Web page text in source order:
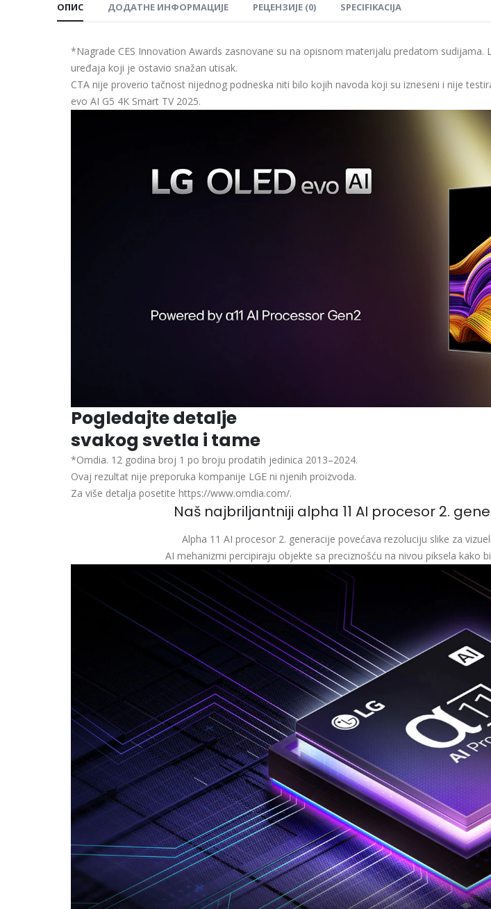
ОПИС ДОДАТНЕ ИНФОРМАЦИЈЕ РЕЦЕНЗИЈЕ (0) SPECIFIKACIJA
*Nagrade CES Innovation Awards zasnovane su na opisnom materijalu predatom sudijama.
uređaja koji je ostavio snažan utisak.
CTA nije proverio tačnost nijednog podneska niti bilo kojih navoda koji su izneseni i nije
evo AI G5 4K Smart TV 2025.
Pogledajte detalje
svakog svetla i tame
*Omdia. 12 godina broj 1 po broju prodatih jedinica 2013–2024.
Ovaj rezultat nije preporuka kompanije LGE ni njenih proizvoda.
Za više detalja posetite https://www.omdia.com/.
Naš najbriljantniji alpha 11 AI procesor 2.
Alpha 11 AI procesor 2. generacije povećava rezoluciju slike za
AI mehanizmi percipiraju objekte sa preciznošću na nivou piksela kako